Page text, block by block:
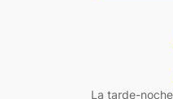
La tarde-